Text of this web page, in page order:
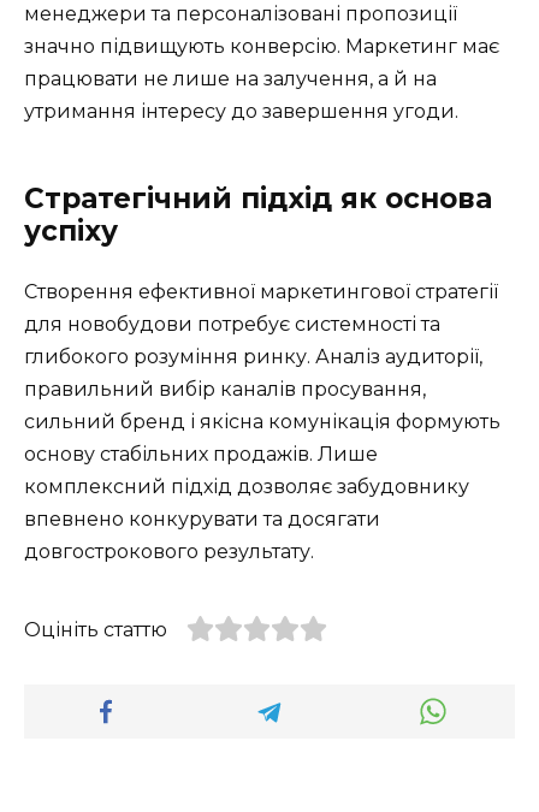
менеджери та персоналізовані пропозиції
значно підвищують конверсію. Маркетинг має
працювати не лише на залучення, а й на
утримання інтересу до завершення угоди.
Стратегічний підхід як основа
успіху
Створення ефективної маркетингової стратегії
для новобудови потребує системності та
глибокого розуміння ринку. Аналіз аудиторії,
правильний вибір каналів просування,
сильний бренд і якісна комунікація формують
основу стабільних продажів. Лише
комплексний підхід дозволяє забудовнику
впевнено конкурувати та досягати
довгострокового результату.
Оцініть статтю